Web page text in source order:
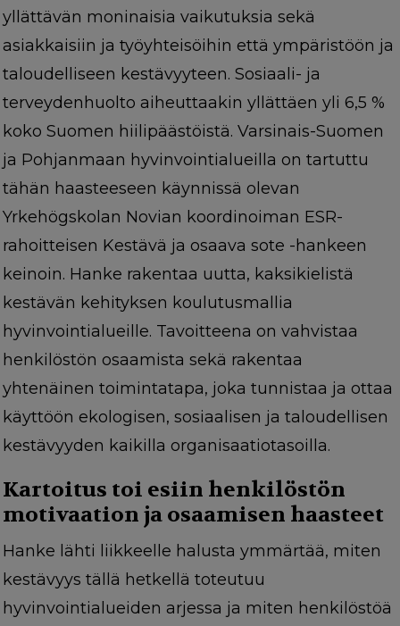
yllättävän moninaisia vaikutuksia sekä
asiakkaisiin ja työyhteisöihin että ympäristöön ja
taloudelliseen kestävyyteen. Sosiaali- ja
terveydenhuolto aiheuttaakin yllättäen yli 6,5 %
koko Suomen hiilipäästöistä. Varsinais-Suomen
ja Pohjanmaan hyvinvointialueilla on tartuttu
tähän haasteeseen käynnissä olevan
Yrkehögskolan Novian koordinoiman ESR-
rahoitteisen Kestävä ja osaava sote -hankeen
keinoin. Hanke rakentaa uutta, kaksikielistä
kestävän kehityksen koulutusmallia
hyvinvointialueille. Tavoitteena on vahvistaa
henkilöstön osaamista sekä rakentaa
yhtenäinen toimintatapa, joka tunnistaa ja ottaa
käyttöön ekologisen, sosiaalisen ja taloudellisen
kestävyyden kaikilla organisaatiotasoilla.
Kartoitus toi esiin henkilöstön
motivaation ja osaamisen haasteet
Hanke lähti liikkeelle halusta ymmärtää, miten
kestävyys tällä hetkellä toteutuu
hyvinvointialueiden arjessa ja miten henkilöstöä